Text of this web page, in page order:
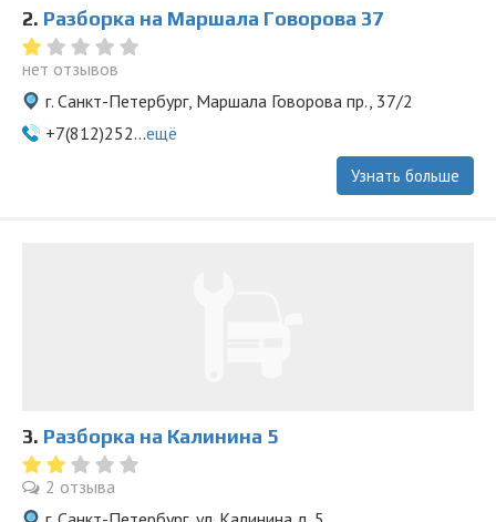
2. Разборка на Маршала Говорова 37
нет отзывов
г. Санкт-Петербург, Маршала Говорова пр., 37/2
+7(812)252...ещё
Узнать больше
3. Разборка на Калинина 5
2 отзыва